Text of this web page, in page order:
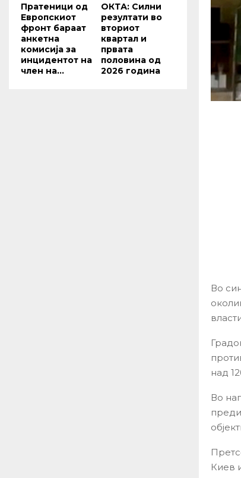
Во
над
Во
Киев
Пратеници од
Европскиот
фронт бараат
анкетна
комисија за
инцидентот на
член на...
ОКТА: Силни
резултати во
вториот
квартал и
првата
половина од
2026 година